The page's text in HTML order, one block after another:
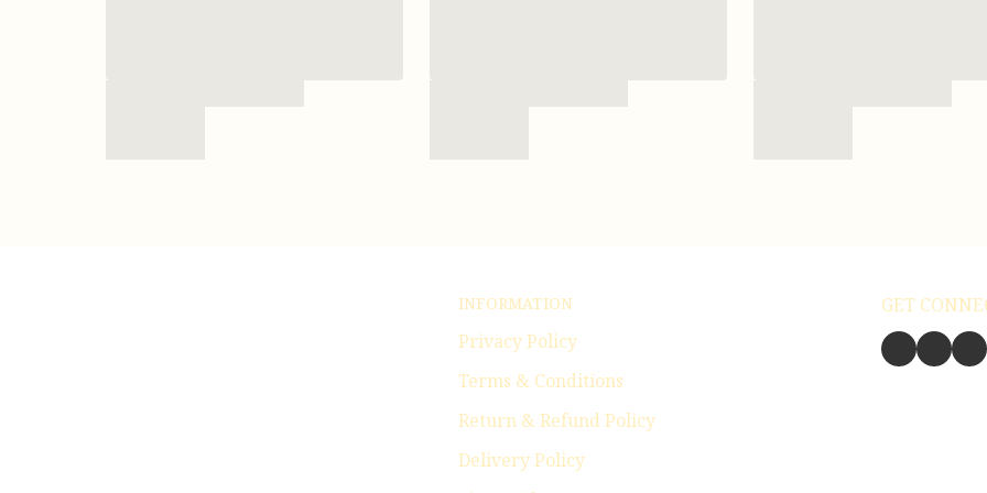
INFORMATION
Privacy Policy
Terms & Conditions
Return & Refund Policy
Delivery Policy
GET